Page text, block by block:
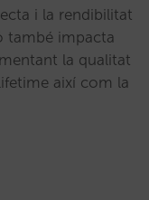
i la rendibilitat
també impacta
la qualitat
així com la